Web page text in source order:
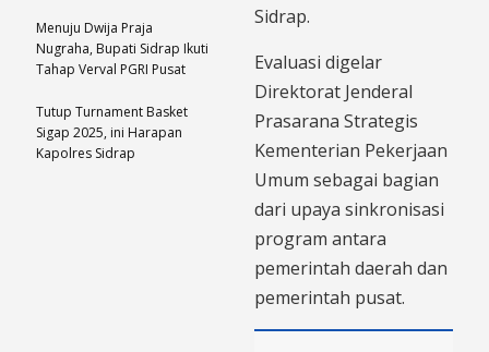
Sidrap.
Evaluasi digelar
Direktorat Jenderal
Prasarana Strategis
Kementerian Pekerjaan
Umum sebagai bagian
dari upaya sinkronisasi
program antara
pemerintah daerah dan
pemerintah pusat.
Menuju Dwija Praja
Nugraha, Bupati Sidrap Ikuti
Tahap Verval PGRI Pusat
Tutup Turnament Basket
Sigap 2025, ini Harapan
Kapolres Sidrap